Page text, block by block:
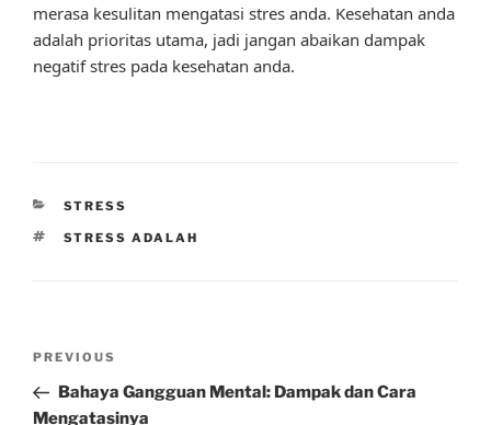
merasa kesulitan mengatasi stres anda. Kesehatan anda
adalah prioritas utama, jadi jangan abaikan dampak
negatif stres pada kesehatan anda.
CATEGORIES
STRESS
TAGS
STRESS ADALAH
Previous
Post
PREVIOUS
Bahaya Gangguan Mental: Dampak dan Cara
Mengatasinya